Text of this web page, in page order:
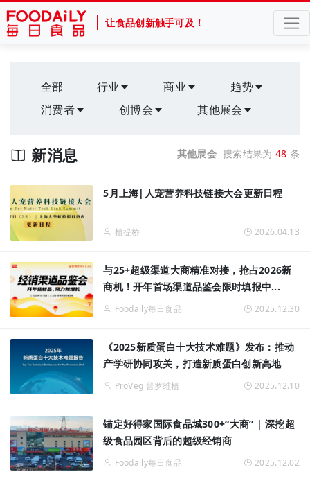
让食品创新触手可及！
全部 行业 商业
趋势
消费者
创博会 其他展会
其他展会 搜索结果为 48 条
新消息
5月上海|人宠营养科技链接大会更新日程
植提桥 2026.04.13
与25+超级渠道大商精准对接，抢占2026新
商机！开年首场渠道品鉴会限时填报中...
Foodaily每日食品 2025.12.30
《2025新质蛋白十大技术难题》发布：推动
产学研协同攻关，打造新质蛋白创新高地
ProVeg 普罗维植 2025.12.10
锚定好得家国际食品城300+“大商” | 深挖超
级食品园区背后的超级经销商
Foodaily每日食品 2025.12.02